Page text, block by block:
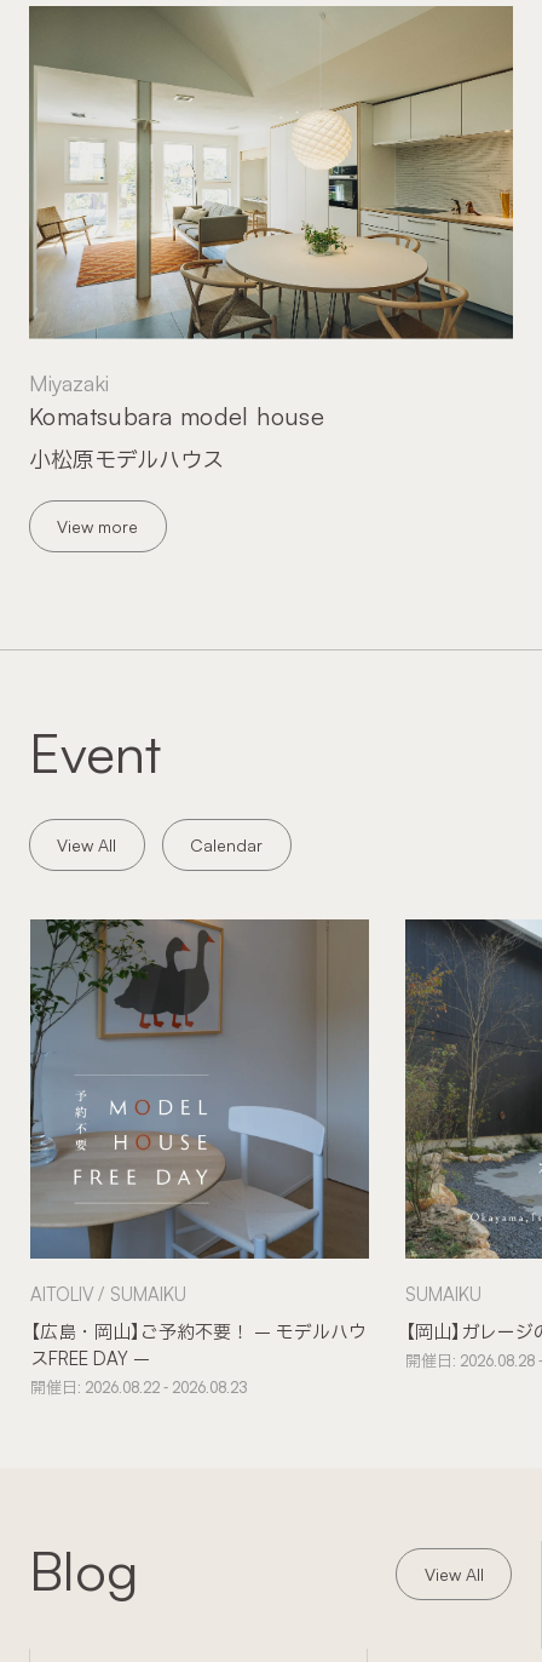
Miyazaki
小松原モデルハウス
Komatsubara model house
View more
Event
View All Calendar
【広島・岡山】ご予約不要！ – モデルハウ
スFREE DAY –
AITOLIV SUMAIKU
開催日: 2026.08.22 - 2026.08.23
【岡山】ガレー
SUMAIKU
開催日: 2026.08.28
Blog View All